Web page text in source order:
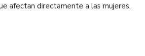
afectan directamente a las mujeres.